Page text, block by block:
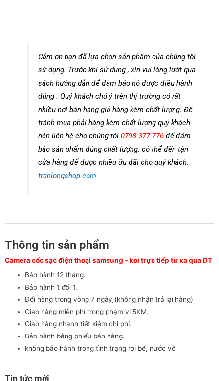
tránh mua phải hàng kém chất lượng quý khách
nên liên hệ cho chúng tôi0798 377 776để đảm
bảo sản phẩm đúng chất lượng. có thể đến tận
cửa hàng để được nhiều ữu đãi cho quý khách.
tranlongshop.com
Thông tin sản phẩm
Bảo hành 1 đổi 1.
Đổi hàng trong vòng 7 ngày ̣̣(không nhận trả lại hàng)
Giao hàng miễn phí trong phạm vi 5KM.
Giao hàng nhanh tiết kiệm chi phí.
Bảo hành bằng phiếu bán hàng.
không bảo hành trong tình trạng rơi bể, nước vô
Tin tức mới
CHÍNH SÁCH BẢO MẬT THÔNG TIN –
TRANLONGSHOP